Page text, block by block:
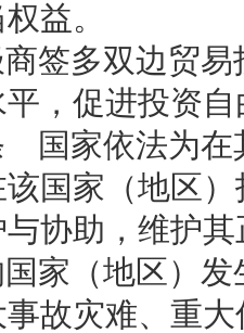
益。
多双边贸易
，促进投资
家依法为在其
国家（地区
协助，维护
（地区）发
故灾难、重